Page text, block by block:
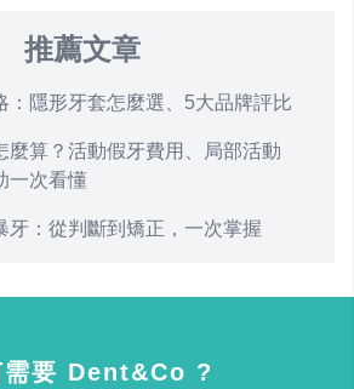
推薦文章
：隱形牙套怎麼選、5大品牌評比
麼算？活動假牙費用、局部活動
一次看懂
牙：從判斷到矯正，一次掌握
需要 Dent&Co ?